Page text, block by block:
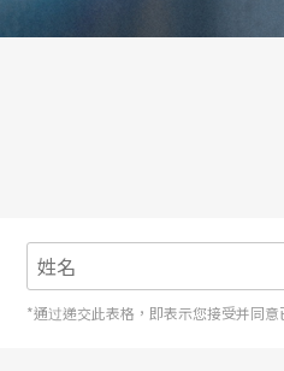
*通过递交此表格，即表示您接受并同